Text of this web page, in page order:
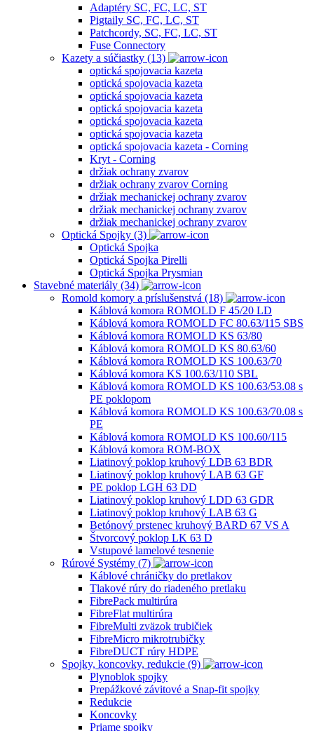
Adaptéry SC, FC, LC, ST
Pigtaily SC, FC, LC, ST
Patchcordy, SC, FC, LC, ST
Fuse Connectory
Kazety a súčiastky (13)
optická spojovacia kazeta
optická spojovacia kazeta
optická spojovacia kazeta
optická spojovacia kazeta
optická spojovacia kazeta
optická spojovacia kazeta
optická spojovacia kazeta - Corning
Kryt - Corning
držiak ochrany zvarov
držiak ochrany zvarov Corning
držiak mechanickej ochrany zvarov
držiak mechanickej ochrany zvarov
držiak mechanickej ochrany zvarov
Optická Spojky (3)
Optická Spojka
Optická Spojka Pirelli
Optická Spojka Prysmian
Stavebné materiály (34)
Romold komory a príslušenstvá (18)
Káblová komora ROMOLD F 45/20 LD
Káblová komora ROMOLD FC 80.63/115 SBS
Káblová komora ROMOLD KS 63/80
Káblová komora ROMOLD KS 80.63/60
Káblová komora ROMOLD KS 100.63/70
Káblová komora KS 100.63/110 SBL
Káblová komora ROMOLD KS 100.63/53.08 s
PE poklopom
Káblová komora ROMOLD KS 100.63/70.08 s
PE
Káblová komora ROMOLD KS 100.60/115
Káblová komora ROM-BOX
Liatinový poklop kruhový LDB 63 BDR
Liatinový poklop kruhový LAB 63 GF
PE poklop LGH 63 DD
Liatinový poklop kruhový LDD 63 GDR
Liatinový poklop kruhový LAB 63 G
Betónový prstenec kruhový BARD 67 VS A
Štvorcový poklop LK 63 D
Vstupové lamelové tesnenie
Rúrové Systémy (7)
Káblové chráničky do pretlakov
Tlakové rúry do riadeného pretlaku
FibrePack multirúra
FibreFlat multirúra
FibreMulti zväzok trubičiek
FibreMicro mikrotrubičky
FibreDUCT rúry HDPE
Spojky, koncovky, redukcie (9)
Plynoblok spojky
Prepážkové závitové a Snap-fit spojky
Redukcie
Koncovky
Priame spojky